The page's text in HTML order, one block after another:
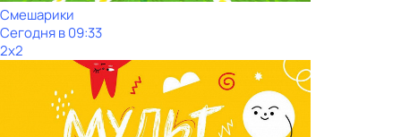
Смешарики
Сегодня в 09:33
2x2